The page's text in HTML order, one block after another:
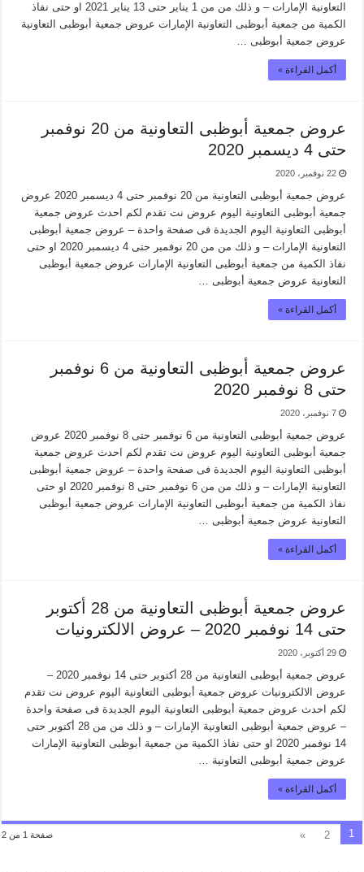
التعاونية الإمارات – و ذلك من من 1 يناير حتى 13 يناير 2021 او حتى نفاذ
الكمية من جمعية أبوظبى التعاونية الإمارات عروض جمعية أبوظبى التعاونية
عروض جمعية أبوظبى …
أكمل القراءة »
عروض جمعية أبوظبى التعاونية من 20 نوفمبر
حتى 4 ديسمبر 2020
22 نوفمبر، 2020
عروض جمعية أبوظبى التعاونية من 20 نوفمبر حتى 4 ديسمبر 2020 عروض
جمعية أبوظبى التعاونية اليوم عروض نت تقدم لكم احدث عروض جمعية
أبوظبى التعاونية اليوم الجديدة فى صفحة واحدة – عروض جمعية أبوظبى
التعاونية الإمارات – و ذلك من من 20 نوفمبر حتى 4 ديسمبر 2020 او حتى
نفاذ الكمية من جمعية أبوظبى التعاونية الإمارات عروض جمعية أبوظبى
التعاونية عروض جمعية أبوظبى …
أكمل القراءة »
عروض جمعية أبوظبى التعاونية من 6 نوفمبر
حتى 8 نوفمبر 2020
7 نوفمبر، 2020
عروض جمعية أبوظبى التعاونية من 6 نوفمبر حتى 8 نوفمبر 2020 عروض
جمعية أبوظبى التعاونية اليوم عروض نت تقدم لكم احدث عروض جمعية
أبوظبى التعاونية اليوم الجديدة فى صفحة واحدة – عروض جمعية أبوظبى
التعاونية الإمارات – و ذلك من من 6 نوفمبر حتى 8 نوفمبر 2020 او حتى
نفاذ الكمية من جمعية أبوظبى التعاونية الإمارات عروض جمعية أبوظبى
التعاونية عروض جمعية أبوظبى …
أكمل القراءة »
عروض جمعية أبوظبى التعاونية من 28 أكتوبر
حتى 14 نوفمبر 2020 – عروض الالكترونيات
29 أكتوبر، 2020
عروض جمعية أبوظبى التعاونية من 28 أكتوبر حتى 14 نوفمبر 2020 –
عروض الالكترونيات عروض جمعية أبوظبى التعاونية اليوم عروض نت تقدم
لكم احدث عروض جمعية أبوظبى التعاونية اليوم الجديدة فى صفحة واحدة
– عروض جمعية أبوظبى التعاونية الإمارات – و ذلك من من 28 أكتوبر حتى
14 نوفمبر 2020 او حتى نفاذ الكمية من جمعية أبوظبى التعاونية الإمارات
عروض جمعية أبوظبى التعاونية …
أكمل القراءة »
صفحة 1 من 2 1
2
»